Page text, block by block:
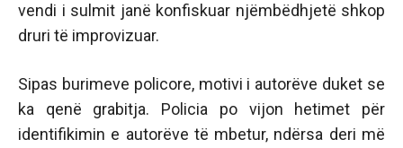
vendi i sulmit janë konfiskuar njëmbëdhjetë shkop
druri të improvizuar.
Sipas burimeve policore, motivi i autorëve duket se
ka qenë grabitja. Policia po vijon hetimet për
identifikimin e autorëve të mbetur, ndërsa deri më